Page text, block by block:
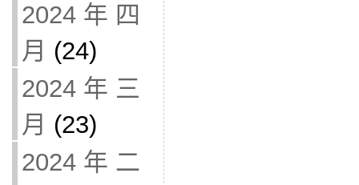
2024 年 四
月 (24)
2024 年 三
月 (23)
2024 年 二